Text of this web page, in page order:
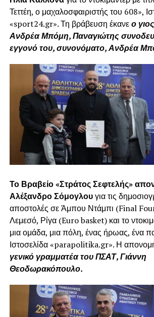
Τεττέη, ο μαχαλοσφαιριστής του 608»,
«sport24.gr». Τη βράβευση έκανεο
Ανδρέα Μπόμη, Παναγιώτης
εγγονό του, συνονόματο, Ανδρέα
Το Βραβείο «Στράτος Σεφτελής»
Αλέξανδρο Σόμογλουγια τις
αποστολές σε Άμπου Ντάμπι (Final
Λεμεσό, Ρίγα (Euro basket) και το
μια ομάδα, μια πόλη, ένας ήρωας, ένα
Ιστοσελίδα «parapolitika.gr». Η
γενικό γραμματέα του ΠΣΑΤ, Γιάννη
Θεοδωρακόπουλο.